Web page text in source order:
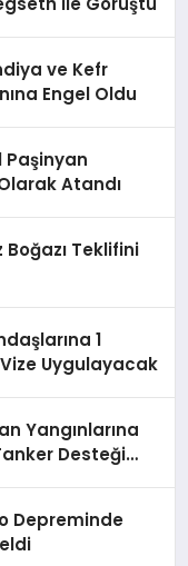
ve Kefr
Engel Oldu
Paşinyan
Atandı
Boğazı Teklifini
1
Uygulayacak
Yangınlarına
Desteği
Depreminde